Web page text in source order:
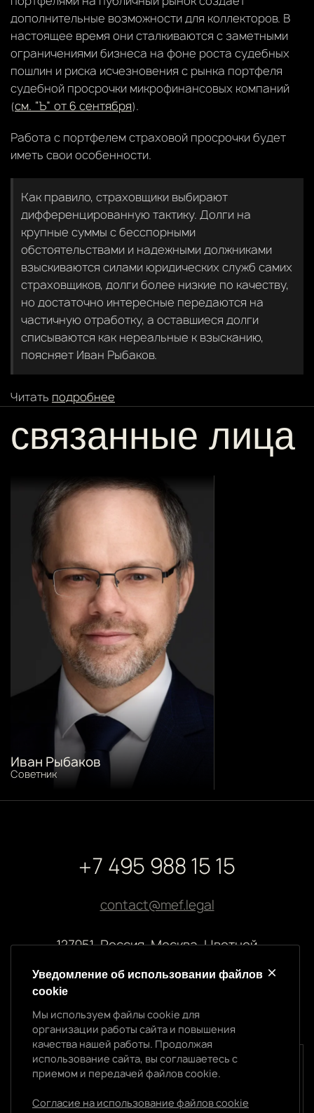
дополнительные возможности для коллекторов. В
настоящее время они сталкиваются с заметными
ограничениями бизнеса на фоне роста судебных
пошлин и риска исчезновения с рынка портфеля
судебной просрочки микрофинансовых компаний
(см. “Ъ” от 6 сентября).
Работа с портфелем страховой просрочки будет
иметь свои особенности.
Как правило, страховщики выбирают
дифференцированную тактику. Долги на
крупные суммы с бесспорными
обстоятельствами и надежными должниками
взыскиваются силами юридических служб самих
страховщиков, долги более низкие по качеству,
но достаточно интересные передаются на
частичную отработку, а оставшиеся долги
списываются как нереальные к взысканию,
поясняет Иван Рыбаков.
Читать подробнее
связанные лица
Иван Рыбаков
Советник
+7 495 988 15 15
contact@mef.legal
127051, Россия, Москва, Цветной
Реквизиты компании
ООО “МЭФ ЛИГАЛ”
ИНН 7704874992
ОГРН 5147746145718
Уведомление об использовании cookie
работы сайта и повышения качества нашей работы.
Уведомление об использовании файлов
cookie
Мы используем файлы cookie для
организации работы сайта и повышения
качества нашей работы. Продолжая
использование сайта, вы соглашаетесь с
приемом и передачей файлов cookie.
Согласие на использование файлов cookie